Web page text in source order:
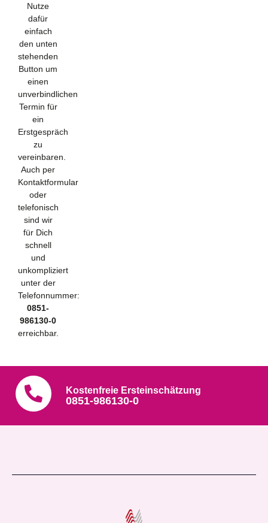
Nutze
dafür
einfach
den unten
stehenden
Button um
einen
unverbindlichen
Termin für
ein
Erstgespräch
zu
vereinbaren.
Auch per
Kontaktformular
oder
telefonisch
sind wir
für Dich
schnell
und
unkompliziert
unter der
Telefonnummer:
0851-
986130-0
erreichbar.
Kostenfreie Ersteinschätzung
0851-986130-0